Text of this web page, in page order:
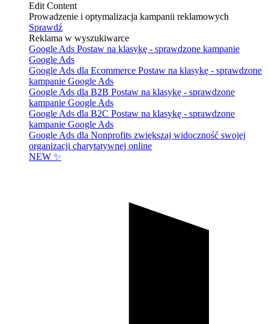
Edit Content
Prowadzenie i optymalizacja kampanii reklamowych
Sprawdź
Reklama w wyszukiwarce
Google Ads Postaw na klasykę - sprawdzone kampanie
Google Ads
Google Ads dla Ecommerce Postaw na klasykę - sprawdzone
kampanie Google Ads
Google Ads dla B2B Postaw na klasykę - sprawdzone
kampanie Google Ads
Google Ads dla B2C Postaw na klasykę - sprawdzone
kampanie Google Ads
Google Ads dla Nonprofits zwiększaj widoczność swojej
organizacji charytatywnej online
NEW ✨